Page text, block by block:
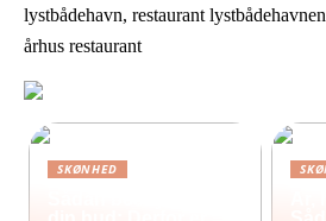
lystbådehavn, restaurant
århus restaurant
SKØNHED